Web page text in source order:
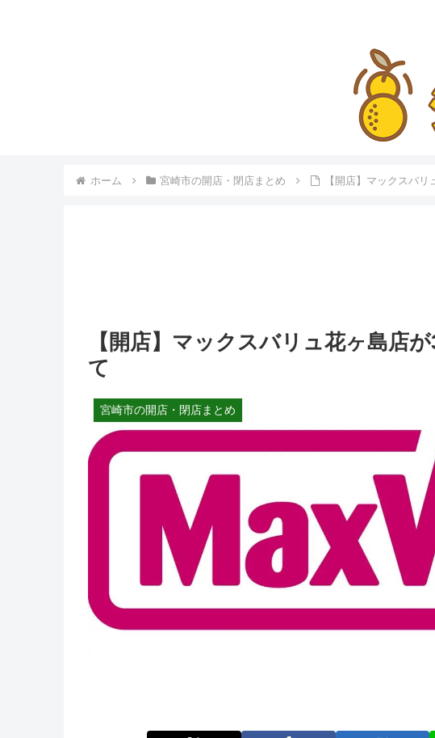
ホーム 宮崎市の開店・閉店まとめ 【開店】マックスバ
【開店】マックスバリュ花ヶ島店
て
宮崎市の開店・閉店まとめ